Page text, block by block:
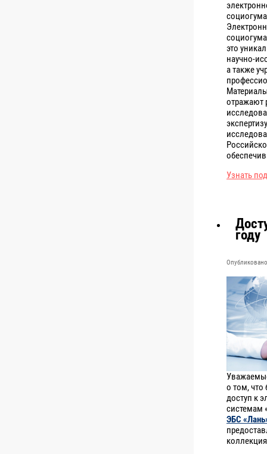
это
научно-
а также
отражают
Узнать
году
о том, что
доступ к
системам
ЭБС